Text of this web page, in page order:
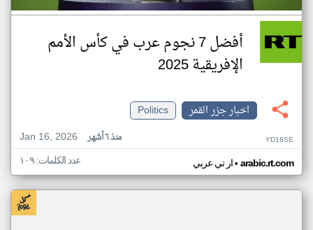
أفضل 7 نجوم عرب في كأس الأمم
الإفريقية 2025
اخبار جزر القمر
Politics
Jan 16, 2026
منذ ٦ أشهر YD16SE
ار تي عربي• arabic.rt.com عدد الكلمات: ١٠٩